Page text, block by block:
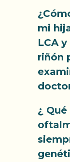
mi
LCA
riñón
¿